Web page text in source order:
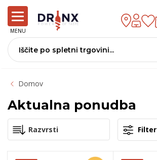
MENU
Domov
Aktualna ponudba
Filter